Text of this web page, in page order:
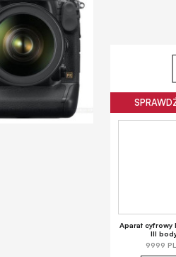
Aparat cyfrowy
III
9999